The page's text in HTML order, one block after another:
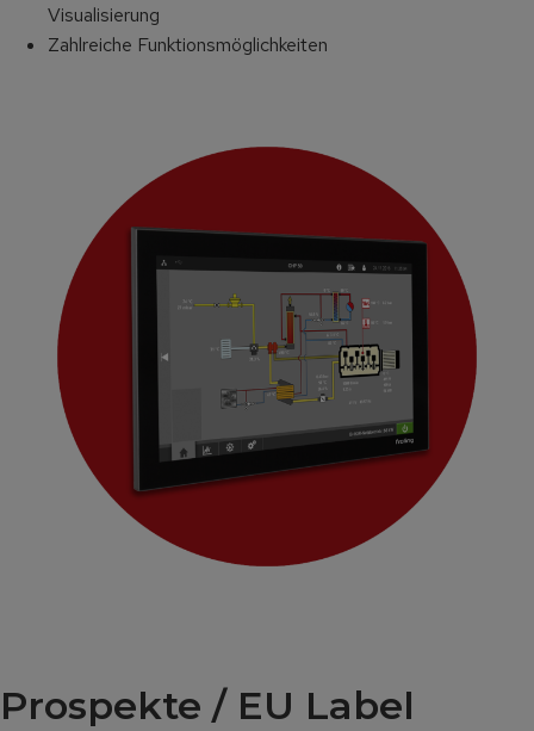
Visualisierung
Zahlreiche Funktionsmöglichkeiten
Prospekte / EU Label